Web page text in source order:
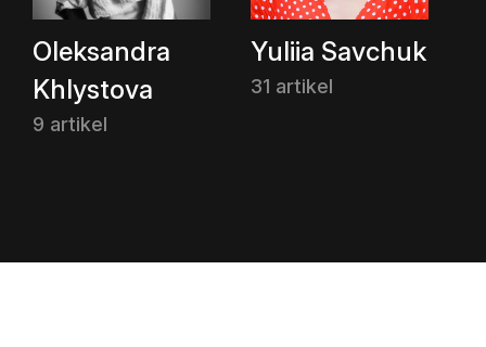
Oleksandra
Khlystova
9 artikel
Yuliia Savchuk
31 artikel